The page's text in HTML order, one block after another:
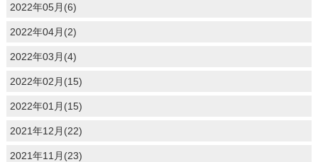
2022年05月(6)
2022年04月(2)
2022年03月(4)
2022年02月(15)
2022年01月(15)
2021年12月(22)
2021年11月(23)